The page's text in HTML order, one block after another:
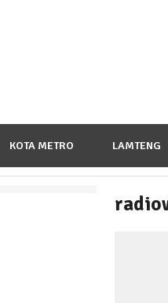
KOTA METRO LAMTENG
Pengorbanan